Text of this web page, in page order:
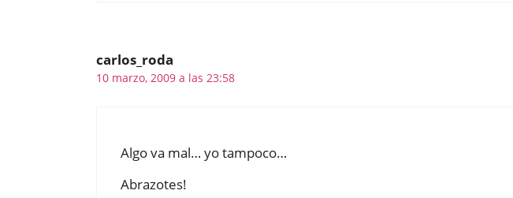
carlos_roda
10 marzo, 2009 a las 23:58
Algo va mal… yo tampoco…
Abrazotes!